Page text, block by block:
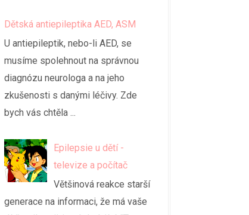
Dětská antiepileptika AED, ASM
U antiepileptik, nebo-li AED, se
musíme spolehnout na správnou
diagnózu neurologa a na jeho
zkušenosti s danými léčivy. Zde
bych vás chtěla ...
Epilepsie u dětí -
televize a počítač
Většinová reakce starší
generace na informaci, že má vaše